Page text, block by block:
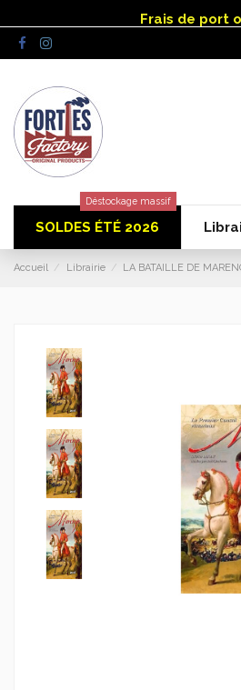
Frais de port
SOLDES ÉTÉ 2026
Déstockage massif
Accueil Librairie LA BATAILLE DE